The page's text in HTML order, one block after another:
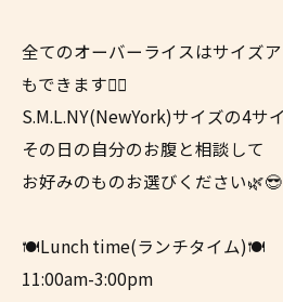
全てのオーバーライスはサイズア
もできます👍🏼
S.M.L.NY(NewYork)サイズの4サ
その日の自分のお腹と相談して
お好みのものお選びください🌿😎
🍽Lunch time(ランチタイム)🍽
11:00am-3:00pm